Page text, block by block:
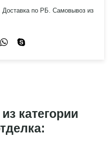
по РБ. Самовывоз из
категории